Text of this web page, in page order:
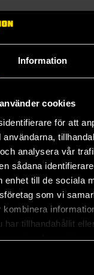
Information
cookies
för att
analysera vår
sådana
enhet till de sociala
som vi
har tillhandahållit
använt deras
pandamotiv.
Kamio Japan